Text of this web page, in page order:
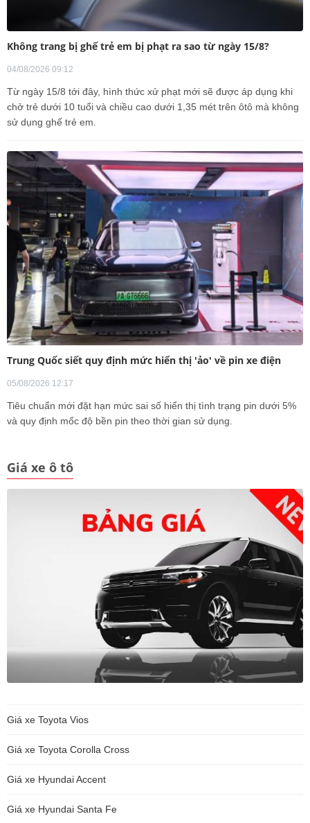
Không trang bị ghế trẻ em bị phạt ra sao từ ngày 15/8?
04/08/2026 09:12
Từ ngày 15/8 tới đây, hình thức xử phạt mới sẽ được áp dụng khi
chở trẻ dưới 10 tuổi và chiều cao dưới 1,35 mét trên ôtô mà không
sử dụng ghế trẻ em.
Trung Quốc siết quy định mức hiển thị 'ảo' về pin xe điện
05/08/2026 12:17
Tiêu chuẩn mới đặt hạn mức sai số hiển thị tình trạng pin dưới 5%
và quy định mốc độ bền pin theo thời gian sử dụng.
Giá xe ô tô
Giá xe Toyota Vios
Giá xe Toyota Corolla Cross
Giá xe Hyundai Accent
Giá xe Hyundai Santa Fe